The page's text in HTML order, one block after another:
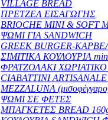
VILLAGE BREAD
ΠΡΕΤΖΕΛ ΕΙΣΑΓΩΓΗΣ
BRIOCHE MINI & SOFT
ΨΩΜΙ ΓΙΑ SANDWICH
GREEK BURGER-
ΣΙΜΙΤΙΚΑ ΚΟΥΛΟΥΡΙΑ
ΦΡΑΤΖΟΛΑΚΙ ΧΩΡΙΑΤΙΚΟ
CIABATTINI ARTISANALE
MEZZALUNA
ΨΩΜΙ ΣΕ ΦΕΤΕΣ
ΜΠΑΓΚΕΤΕΣ BREAD